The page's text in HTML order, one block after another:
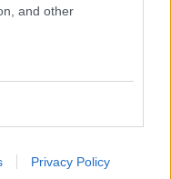
and other
Privacy Policy